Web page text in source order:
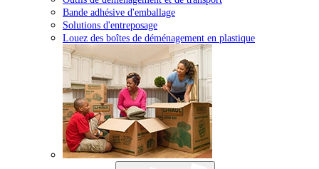
Bande adhésive d'emballage
Solutions d'entreposage
Louez des boîtes de déménagement en plastique